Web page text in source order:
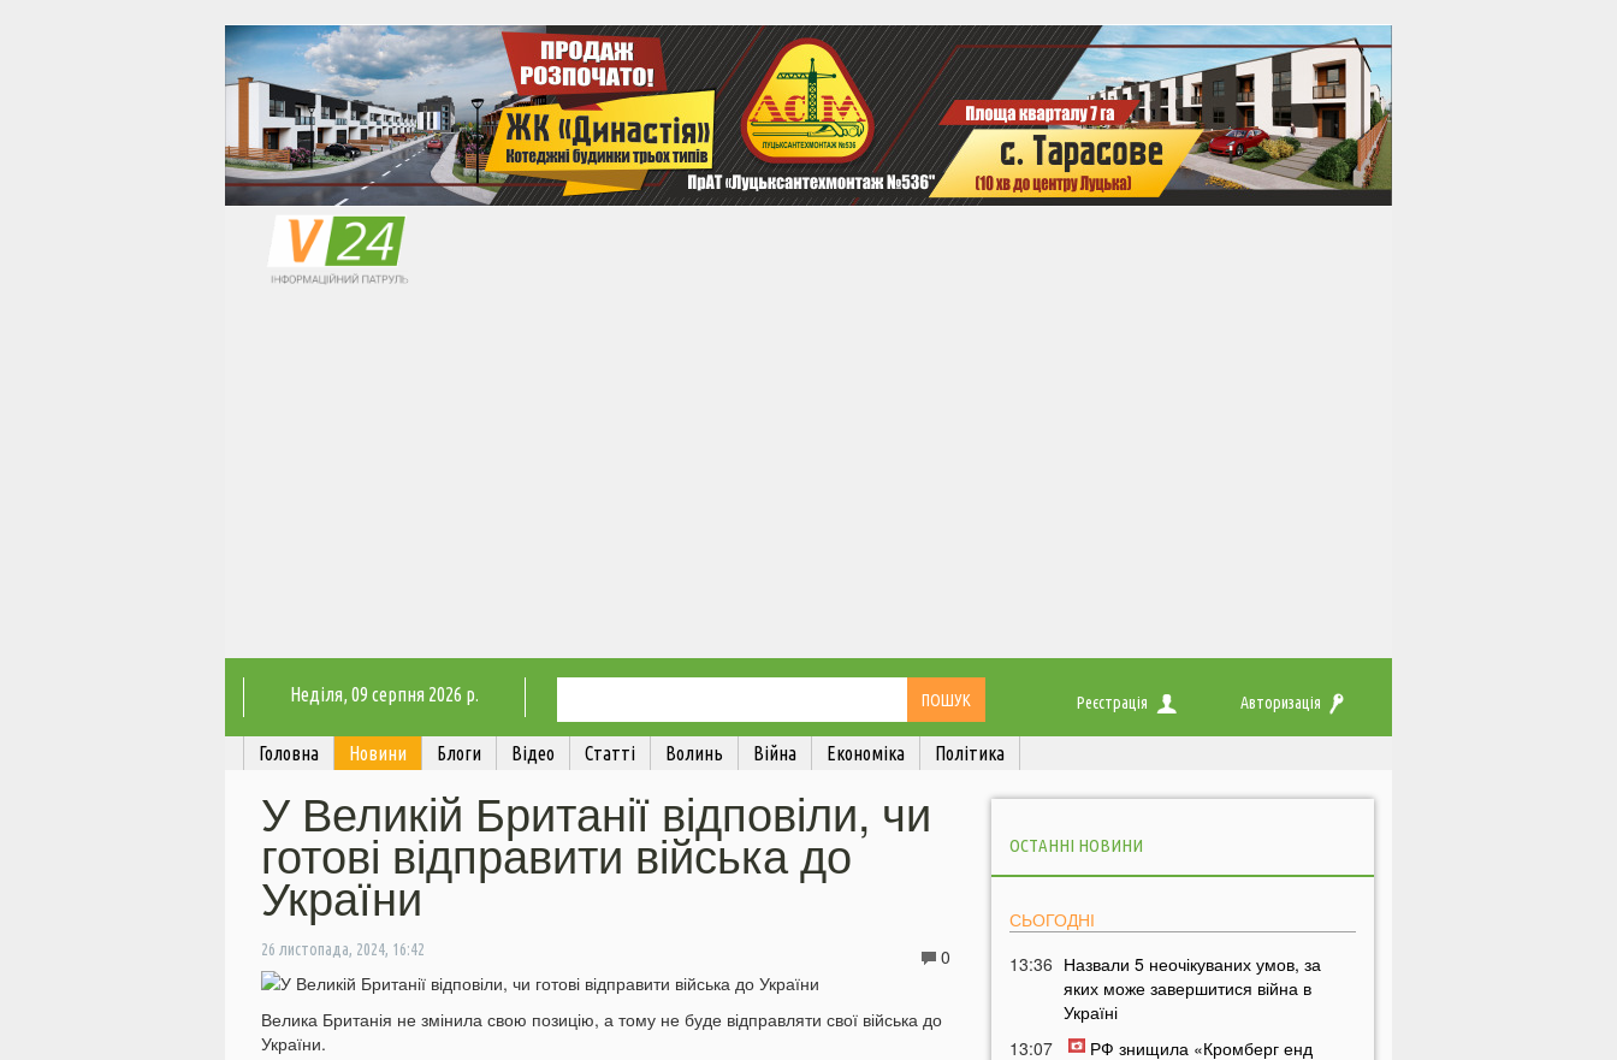
Неділя, 09 серпня 2026 р. Реєстрація Авторизація
Головна Новини Блоги Відео Статті Волинь Війна Економіка Політика
У Великій Британії відповіли, чи
готові відправити війська до
України
26 листопада, 2024, 16:42 0
Велика Британія не змінила свою позицію, а тому не буде відправляти свої війська до
України.
ОСТАННІ НОВИНИ
СЬОГОДНІ
13:36 Назвали 5 неочікуваних умов, за
яких може завершитися війна в
Україні
13:07
РФ знищила «Кромберг енд